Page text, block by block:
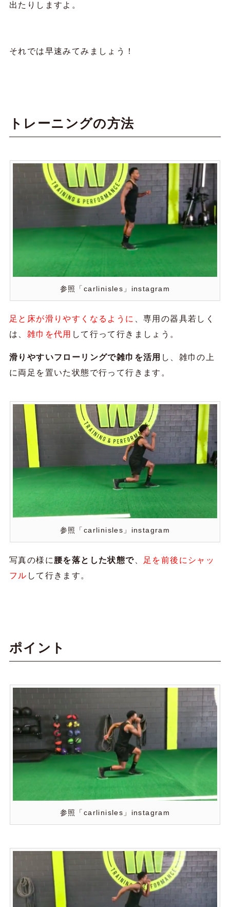
出たりしますよ。
それでは早速みてみましょう！
トレーニングの方法
参照「carlinisles」instagram
足と床が滑りやすくなるように
、専用の器具若しく
は、 雑巾を代用 して行って行きましょう。
滑りやすいフローリングで雑巾を活用 し、雑巾の上
に両足を置いた状態で行って行きます。
参照「carlinisles」instagram
写真の様に 腰を落とした状態で
足を前後にシャッ
フル して行きます。
ポイント
参照「carlinisles」instagram